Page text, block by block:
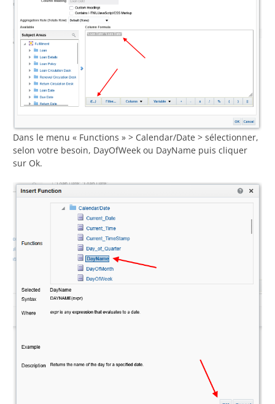
Dans le menu « Functions » > Calendar/Date > sélectionner,
selon votre besoin, DayOfWeek ou DayName puis cliquer
sur Ok.